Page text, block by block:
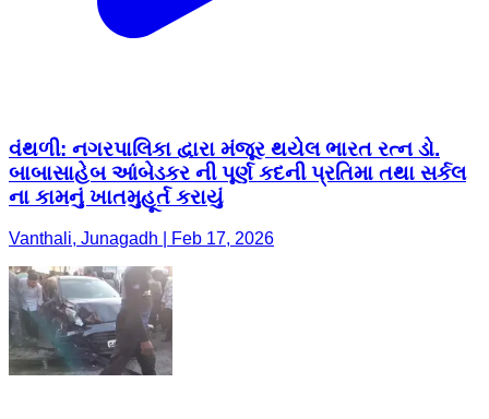
વંથળી: નગરપાલિકા દ્વારા મંજૂર થયેલ ભારત રત્ન ડો.
બાબાસાહેબ આંબેડકર ની પૂર્ણ કદની પ્રતિમા તથા સર્કલ
ના કામનું ખાતમુહૂર્ત કરાયું
Vanthali, Junagadh | Feb 17, 2026